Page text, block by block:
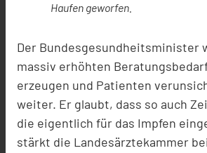
Haufen geworfen.
Der Bundesgesundheitsminister
massiv erhöhten
erzeugen und Patienten
weiter. Er glaubt, dass so auch
die eigentlich für das Impfen
stärkt die Landesärztekammer